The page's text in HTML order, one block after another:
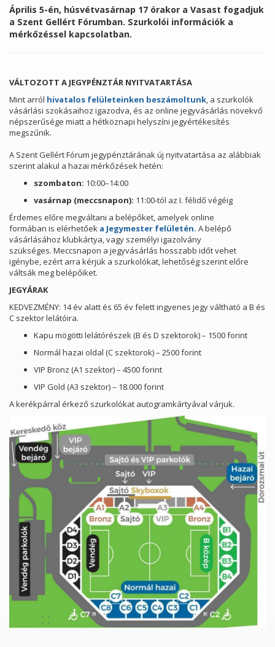
Április 5-én, húsvétvasárnap 17 órakor a Vasast fogadjuk
a Szent Gellért Fórumban. Szurkolói információk a
mérkőzéssel kapcsolatban.
VÁLTOZOTT A JEGYPÉNZTÁR NYITVATARTÁSA
Mint arról hivatalos felületeinken beszámoltunk, a szurkolók
vásárlási szokásaihoz igazodva, és az online jegyvásárlás növekvő
népszerűsége miatt a hétköznapi helyszíni jegyértékesítés
megszűnik.
A Szent Gellért Fórum jegypénztárának új nyitvatartása az alábbiak
szerint alakul a hazai mérkőzések hetén:
szombaton: 10:00–14:00
vasárnap (meccsnapon): 11:00-tól az I. félidő végéig
Érdemes előre megváltani a belépőket, amelyek online
formában is elérhetőek a Jegymester felületén. A belépő
vásárlásához klubkártya, vagy személyi igazolvány
szükséges. Meccsnapon a jegyvásárlás hosszabb időt vehet
igénybe, ezért arra kérjük a szurkolókat, lehetőség szerint előre
váltsák meg belépőiket.
JEGYÁRAK
KEDVEZMÉNY: 14 év alatt és 65 év felett ingyenes jegy váltható a B és
C szektor lelátóira.
Kapu mögötti lelátórészek (B és D szektorok) – 1500 forint
Normál hazai oldal (C szektorok) – 2500 forint
VIP Bronz (A1 szektor) – 4500 forint
VIP Gold (A3 szektor) – 18.000 forint
A kerékpárral érkező szurkolókat autogramkártyával várjuk.